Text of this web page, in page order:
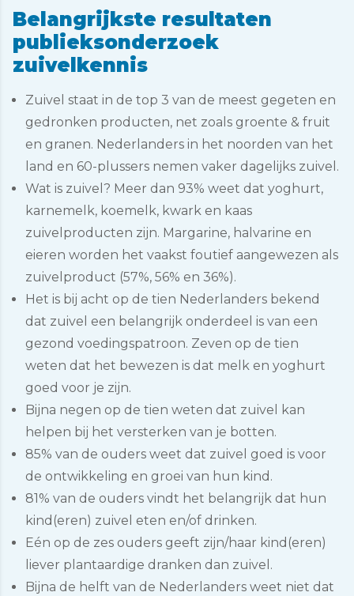
Belangrijkste resultaten
publieksonderzoek
zuivelkennis
Zuivel staat in de top 3 van de meest gegeten en
gedronken producten, net zoals groente & fruit
en granen. Nederlanders in het noorden van het
land en 60-plussers nemen vaker dagelijks zuivel.
Wat is zuivel? Meer dan 93% weet dat yoghurt,
karnemelk, koemelk, kwark en kaas
zuivelproducten zijn. Margarine, halvarine en
eieren worden het vaakst foutief aangewezen als
zuivelproduct (57%, 56% en 36%).
Het is bij acht op de tien Nederlanders bekend
dat zuivel een belangrijk onderdeel is van een
gezond voedingspatroon. Zeven op de tien
weten dat het bewezen is dat melk en yoghurt
goed voor je zijn.
Bijna negen op de tien weten dat zuivel kan
helpen bij het versterken van je botten.
85% van de ouders weet dat zuivel goed is voor
de ontwikkeling en groei van hun kind.
81% van de ouders vindt het belangrijk dat hun
kind(eren) zuivel eten en/of drinken.
Eén op de zes ouders geeft zijn/haar kind(eren)
liever plantaardige dranken dan zuivel.
Bijna de helft van de Nederlanders weet niet dat